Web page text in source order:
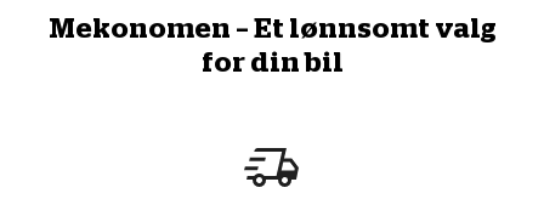
Mekonomen – Et lønnsomt valg
for din bil